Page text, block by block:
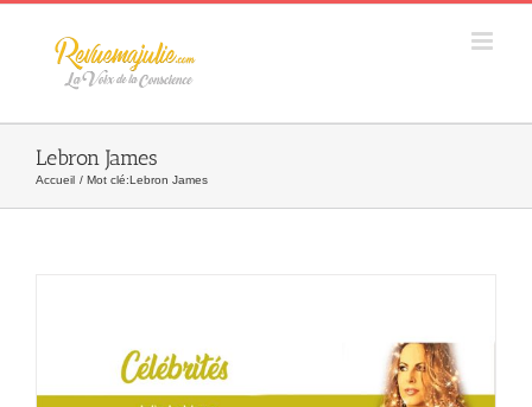
Skip
Lebron James
Accueil Mot clé:Lebron James